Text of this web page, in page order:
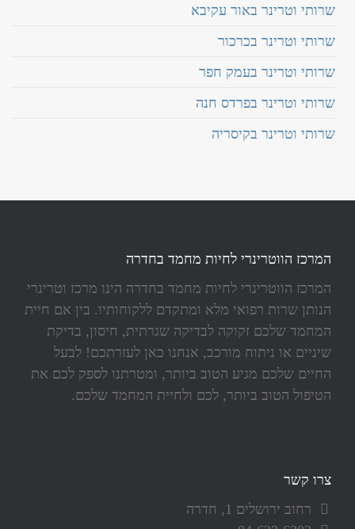
שרותי וטרינר באור עקיבא
שרותי וטרינר בכרכור
שרותי וטרינר בעמק חפר
שרותי וטרינר בפרדס חנה
שרותי וטרינר בקיסריה
המרכז הווטרינרי לחיות מחמד בחדרה
המרכז הווטרינרי לחיות מחמד בחדרה הינו מרכז וטרינרי
הנותן שרות רפואי מלא ומתקדם ללקוחותיו. בין אם חיית
המחמד שלכם זקוקה לבדיקה שגרתית, חיסון, בדיקת
שיניים או ניתוח מורכב, אנחנו כאן לעזרתכם! לבעל
החיים שלכם מגיע הטוב ביותר, ומטרתנו לספק לכם את
הטיפול הטוב ביותר, לכם ולחיית המחמד שלכם.
צרו קשר
רחוב ירושלים 1, חדרה